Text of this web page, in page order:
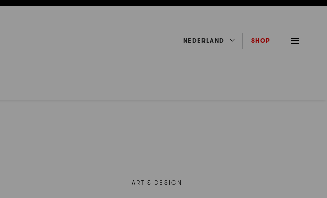
NEDERLAND SHOP
ART & DESIGN